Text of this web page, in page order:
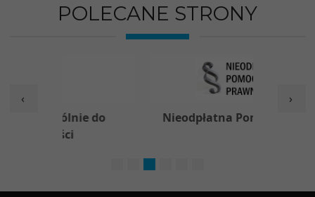
POLECANE STRONY
Nieodpłatna Pomoc Prawna
‹ ›